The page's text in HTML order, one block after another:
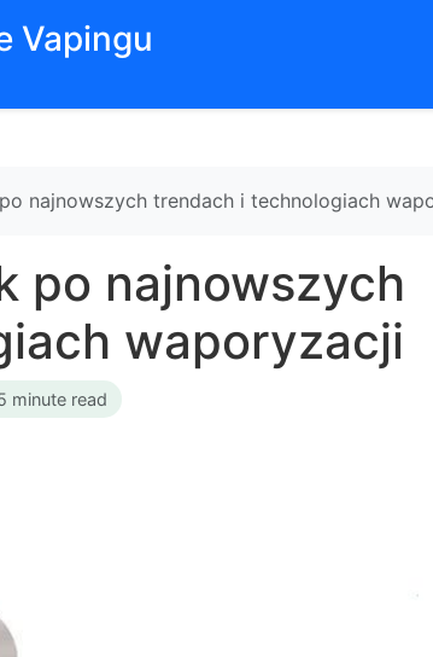
Vapingu
najnowszych trendach i technologiach
po najnowszych
waporyzacji
minute read